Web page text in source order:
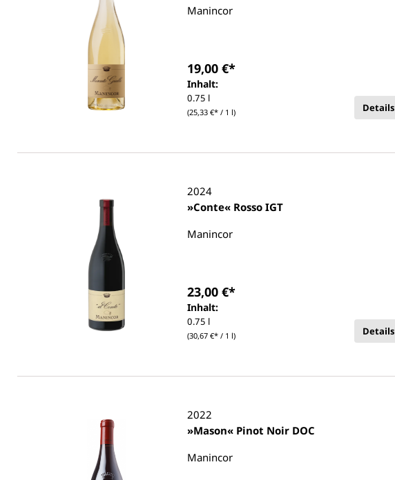
Manincor
Inhalt:
0.75 l
(25,33 €* / 1 l)
19,00 €*
Details
2024
»Conte« Rosso IGT
Manincor
Inhalt:
0.75 l
(30,67 €* / 1 l)
23,00 €*
Details
2022
»Mason« Pinot Noir DOC
Manincor